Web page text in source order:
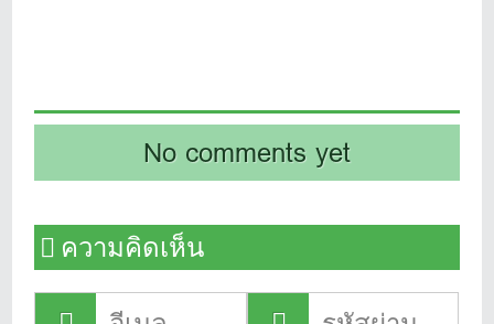
No comments yet
ความคิดเห็น